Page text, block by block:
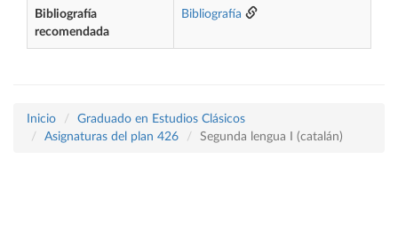
Bibliografía
recomendada
Bibliografía
Inicio
Graduado en Estudios Clásicos
Asignaturas del plan 426
Segunda lengua I (catalán)